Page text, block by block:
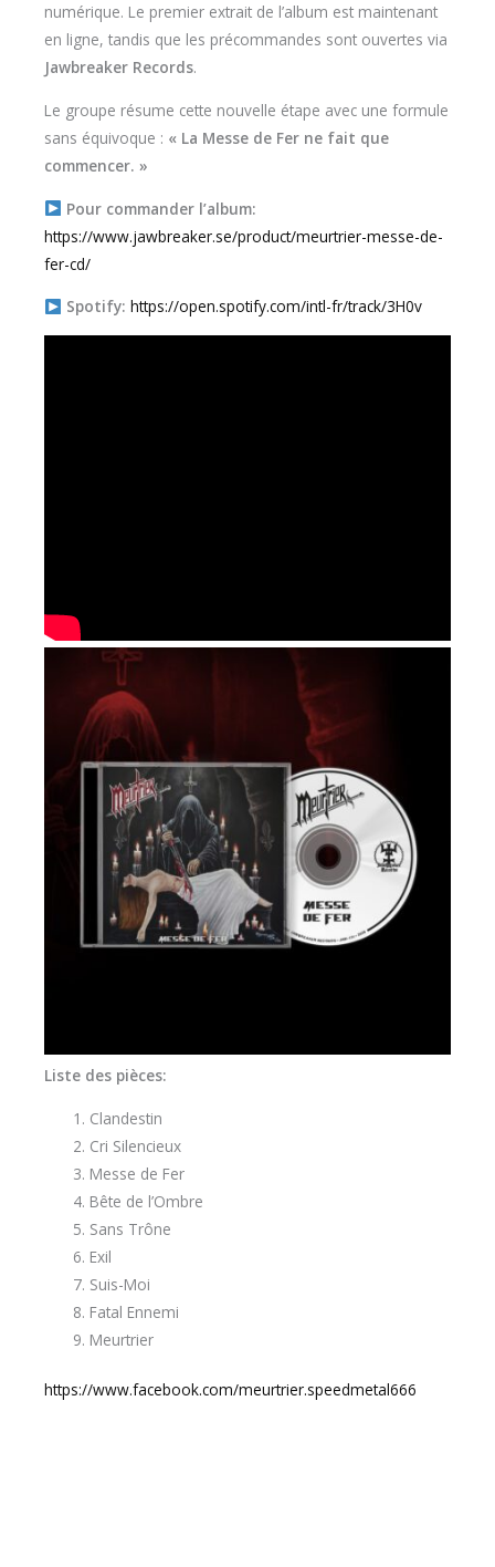
numérique. Le premier extrait de l’album est maintenant
en ligne, tandis que les précommandes sont ouvertes via
Jawbreaker Records.
Le groupe résume cette nouvelle étape avec une formule
sans équivoque : « La Messe de Fer ne fait que
commencer. »
Pour commander l’album:
https://www.jawbreaker.se/product/meurtrier-messe-de-
fer-cd/
Spotify: https://open.spotify.com/intl-fr/track/3H0v
Liste des pièces:
Clandestin
Cri Silencieux
Messe de Fer
Bête de l’Ombre
Sans Trône
Exil
Suis-Moi
Fatal Ennemi
Meurtrier
https://www.facebook.com/meurtrier.speedmetal666